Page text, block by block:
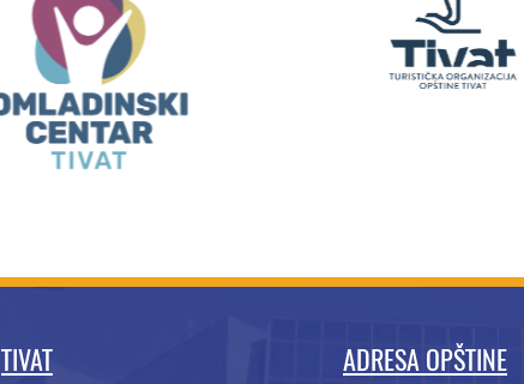
TIVAT ADRESA OPŠTINE